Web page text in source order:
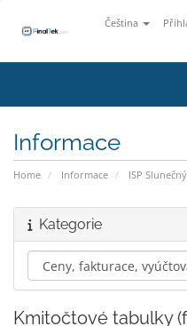
Čeština
Informace
Home Informace ISP
Kategorie
Kmitočtové tabulky